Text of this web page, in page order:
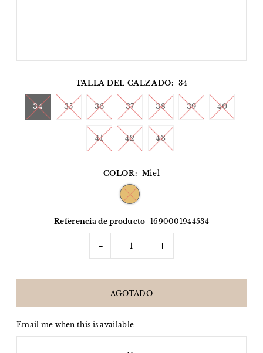
TALLA DEL CALZADO: 34
34 35 36 37 38 39 40
41 42 43
COLOR: Miel
Referencia de producto 1690001944534
- +
Email me when this is available